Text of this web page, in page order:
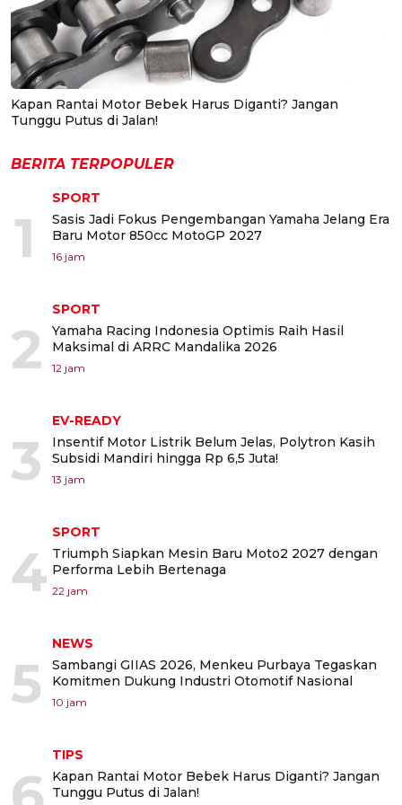
Kapan Rantai Motor Bebek Harus Diganti? Jangan
Tunggu Putus di Jalan!
BERITA TERPOPULER
1
SPORT
Sasis Jadi Fokus Pengembangan Yamaha Jelang Era
Baru Motor 850cc MotoGP 2027
16 jam
2
SPORT
Yamaha Racing Indonesia Optimis Raih Hasil
Maksimal di ARRC Mandalika 2026
12 jam
3
EV-READY
Insentif Motor Listrik Belum Jelas, Polytron Kasih
Subsidi Mandiri hingga Rp 6,5 Juta!
13 jam
4
SPORT
Triumph Siapkan Mesin Baru Moto2 2027 dengan
Performa Lebih Bertenaga
22 jam
5
NEWS
Sambangi GIIAS 2026, Menkeu Purbaya Tegaskan
Komitmen Dukung Industri Otomotif Nasional
10 jam
TIPS
Kapan Rantai Motor Bebek Harus Diganti? Jangan
Tunggu Putus di Jalan!